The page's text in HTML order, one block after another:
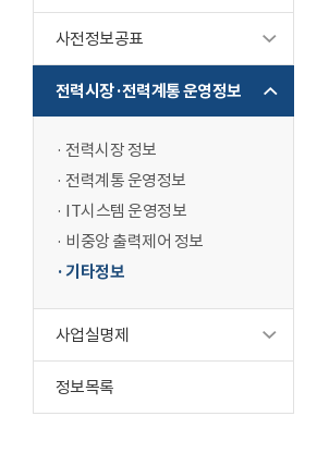
사전정보공표
전력시장·전력계통 운영정보
전력시장 정보
전력계통 운영정보
IT시스템 운영정보
비중앙 출력제어 정보
기타정보
사업실명제
정보목록